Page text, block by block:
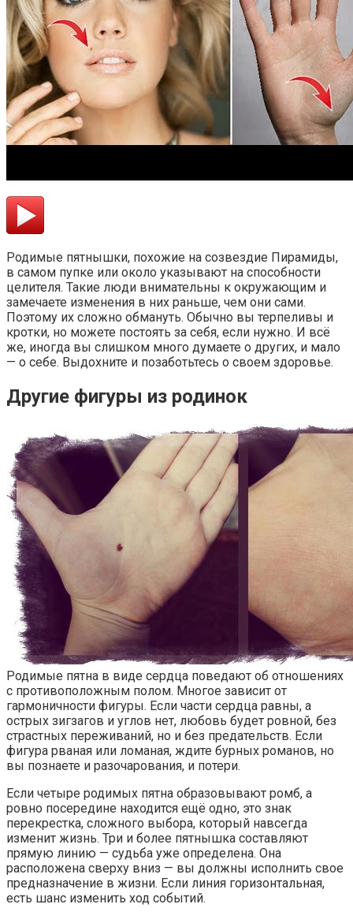
Родимые пятнышки, похожие на созвездие Пирамиды,
в самом пупке или около указывают на способности
целителя. Такие люди внимательны к окружающим и
замечаете изменения в них раньше, чем они сами.
Поэтому их сложно обмануть. Обычно вы терпеливы и
кротки, но можете постоять за себя, если нужно. И всё
же, иногда вы слишком много думаете о других, и мало
— о себе. Выдохните и позаботьтесь о своем здоровье.
Другие фигуры из родинок
Родимые пятна в виде сердца поведают об отношениях
с противоположным полом. Многое зависит от
гармоничности фигуры. Если части сердца равны, а
острых зигзагов и углов нет, любовь будет ровной, без
страстных переживаний, но и без предательств. Если
фигура рваная или ломаная, ждите бурных романов, но
вы познаете и разочарования, и потери.
Если четыре родимых пятна образовывают ромб, а
ровно посередине находится ещё одно, это знак
перекрестка, сложного выбора, который навсегда
изменит жизнь. Три и более пятнышка составляют
прямую линию — судьба уже определена. Она
расположена сверху вниз — вы должны исполнить свое
предназначение в жизни. Если линия горизонтальная,
есть шанс изменить ход событий.